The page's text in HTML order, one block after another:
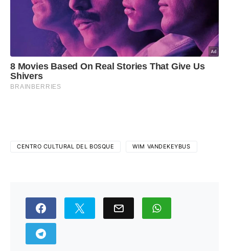
CENTRO CULTURAL DEL BOSQUE WIM VANDEKEYBUS